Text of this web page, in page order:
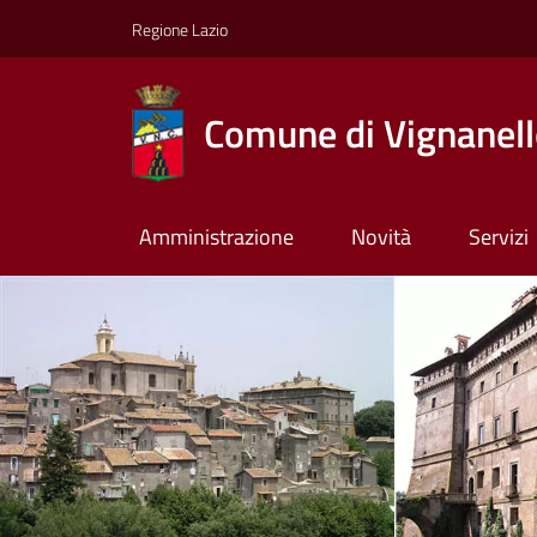
Regione Lazio
Comune di
Amministrazione Novità Servizi